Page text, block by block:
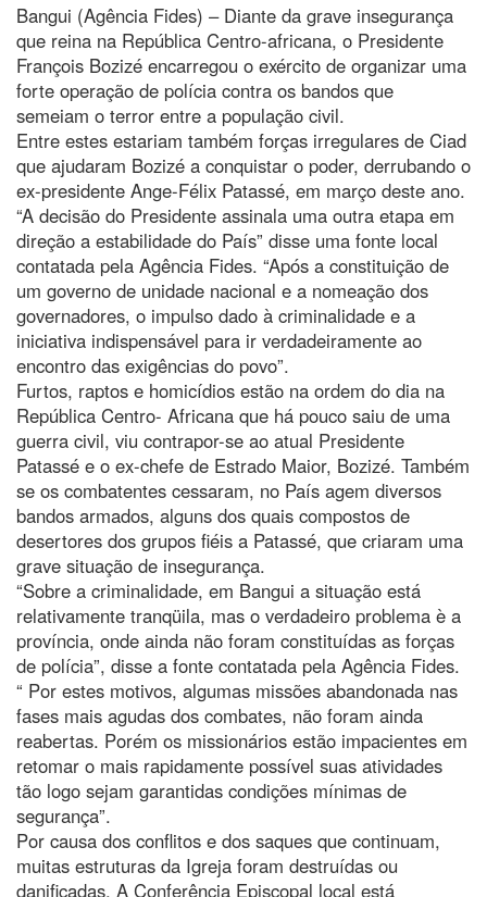
Bangui (Agência Fides) – Diante da grave insegurança
que reina na República Centro-africana, o Presidente
François Bozizé encarregou o exército de organizar uma
forte operação de polícia contra os bandos que
semeiam o terror entre a população civil.
Entre estes estariam também forças irregulares de Ciad
que ajudaram Bozizé a conquistar o poder, derrubando o
ex-presidente Ange-Félix Patassé, em março deste ano.
“A decisão do Presidente assinala uma outra etapa em
direção a estabilidade do País” disse uma fonte local
contatada pela Agência Fides. “Após a constituição de
um governo de unidade nacional e a nomeação dos
governadores, o impulso dado à criminalidade e a
iniciativa indispensável para ir verdadeiramente ao
encontro das exigências do povo”.
Furtos, raptos e homicídios estão na ordem do dia na
República Centro- Africana que há pouco saiu de uma
guerra civil, viu contrapor-se ao atual Presidente
Patassé e o ex-chefe de Estrado Maior, Bozizé. Também
se os combatentes cessaram, no País agem diversos
bandos armados, alguns dos quais compostos de
desertores dos grupos fiéis a Patassé, que criaram uma
grave situação de insegurança.
“Sobre a criminalidade, em Bangui a situação está
relativamente tranqüila, mas o verdadeiro problema è a
província, onde ainda não foram constituídas as forças
de polícia”, disse a fonte contatada pela Agência Fides.
“ Por estes motivos, algumas missões abandonada nas
fases mais agudas dos combates, não foram ainda
reabertas. Porém os missionários estão impacientes em
retomar o mais rapidamente possível suas atividades
tão logo sejam garantidas condições mínimas de
segurança”.
Por causa dos conflitos e dos saques que continuam,
muitas estruturas da Igreja foram destruídas ou
danificadas. A Conferência Episcopal local está